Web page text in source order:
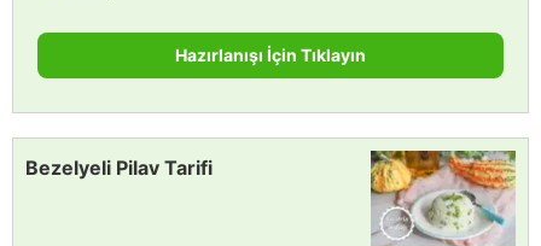
Hazırlanışı İçin Tıklayın
Bezelyeli Pilav Tarifi